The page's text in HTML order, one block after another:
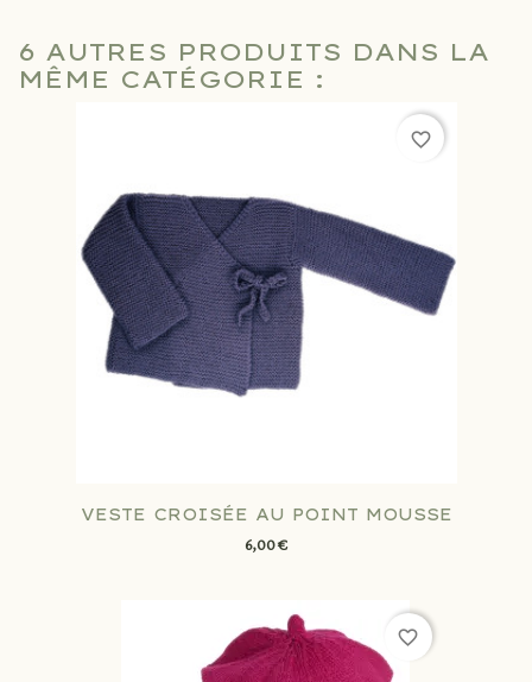
6 AUTRES PRODUITS DANS LA
MÊME CATÉGORIE :
VESTE CROISÉE AU POINT MOUSSE
6,00 €
favorite_border
favorite_border